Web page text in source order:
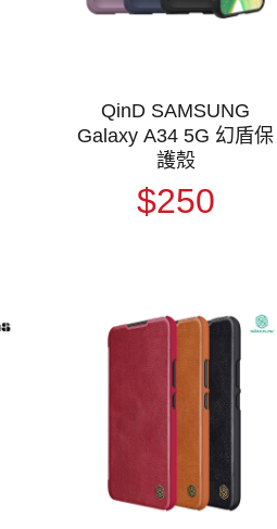
QinD SAMSUNG
Galaxy A34 5G 幻盾保
護殼
$250